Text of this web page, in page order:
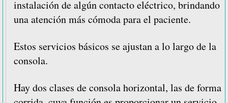
instalación de algún contacto eléctrico, brindando
una atención más cómoda para el paciente.
Estos servicios básicos se ajustan a lo largo de la
consola.
Hay dos clases de consola horizontal, las de forma